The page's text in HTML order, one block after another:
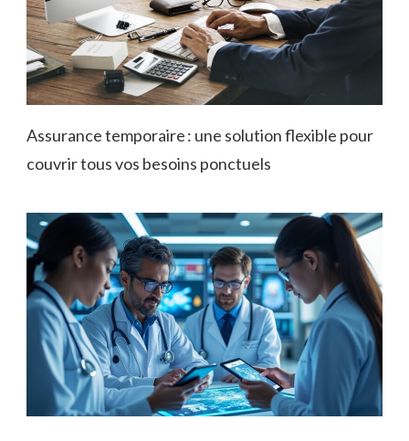
Assurance temporaire : une solution flexible pour
couvrir tous vos besoins ponctuels